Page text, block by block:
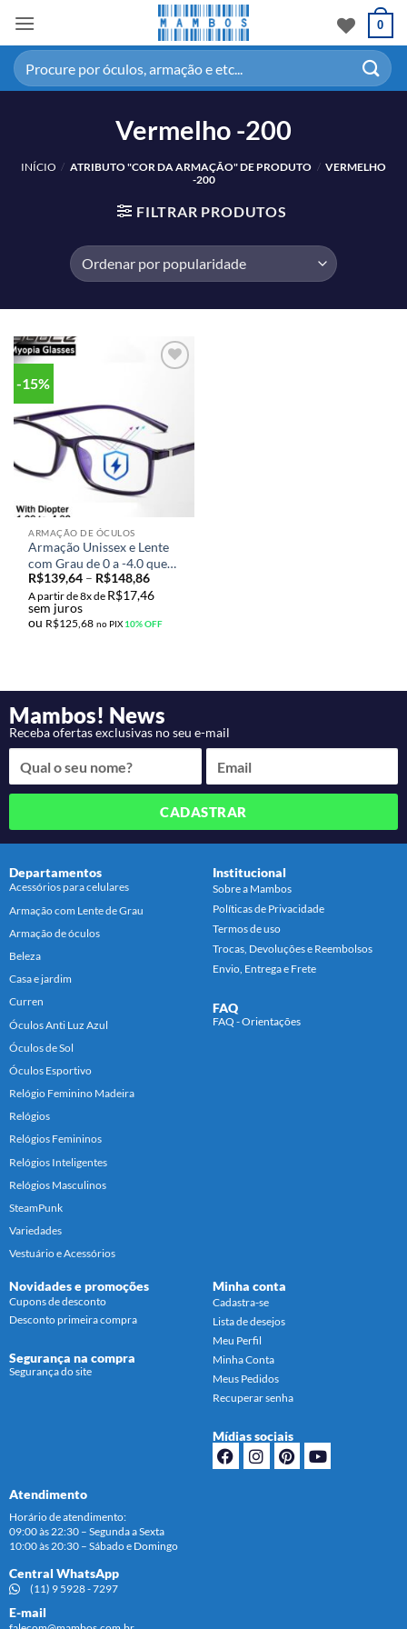
0
Vermelho -200
INÍCIO / ATRIBUTO "COR DA ARMAÇÃO" DE PRODUTO / VERMELHO
-200
FILTRAR PRODUTOS
-15%
ARMAÇÃO DE ÓCULOS
Armação Unissex e Lente
com Grau de 0 a -4.0 que
protege contra Raios Azuis
R$139,64 – R$148,86
A partir de 8x de R$17,46
sem juros
ou R$125,68 no PIX 10% OFF
Mambos! News
Receba ofertas exclusivas no seu e-mail
CADASTRAR
Departamentos
Acessórios para celulares
Armação com Lente de Grau
Armação de óculos
Beleza
Casa e jardim
Curren
Óculos Anti Luz Azul
Óculos de Sol
Óculos Esportivo
Relógio Feminino Madeira
Relógios
Relógios Femininos
Relógios Inteligentes
Relógios Masculinos
SteamPunk
Variedades
Vestuário e Acessórios
Institucional
Sobre a Mambos
Políticas de Privacidade
Termos de uso
Trocas, Devoluções e Reembolsos
Envio, Entrega e Frete
FAQ
FAQ - Orientações
Novidades e promoções
Cupons de desconto
Desconto primeira compra
Segurança na compra
Segurança do site
Minha conta
Cadastra-se
Lista de desejos
Meu Perfil
Minha Conta
Meus Pedidos
Recuperar senha
Mídias sociais
Atendimento
Horário de atendimento:
09:00 às 22:30 – Segunda a Sexta
10:00 às 20:30 – Sábado e Domingo
Central WhatsApp
(11) 9 5928 - 7297
E-mail